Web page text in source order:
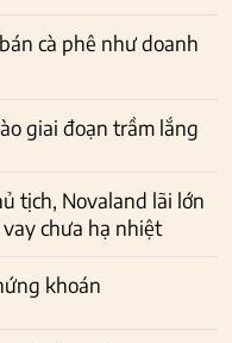
cà phê như doanh
giai đoạn trầm lắng
tịch, Novaland lãi lớn
chưa hạ nhiệt
khoán